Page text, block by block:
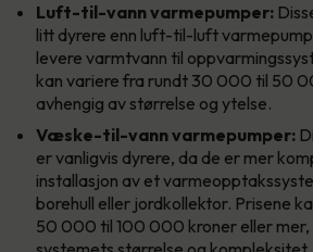
Luft-til-vann varmepumper:
litt dyrere enn luft-til-luft
levere varmtvann til
kan variere fra rundt 30 000 til 50
avhengig av størrelse og ytelse.
Væske-til-vann varmepumper:
er vanligvis dyrere, da de er mer
installasjon av et
borehull eller jordkollektor. Prisene
50 000 til 100 000 kroner eller mer,